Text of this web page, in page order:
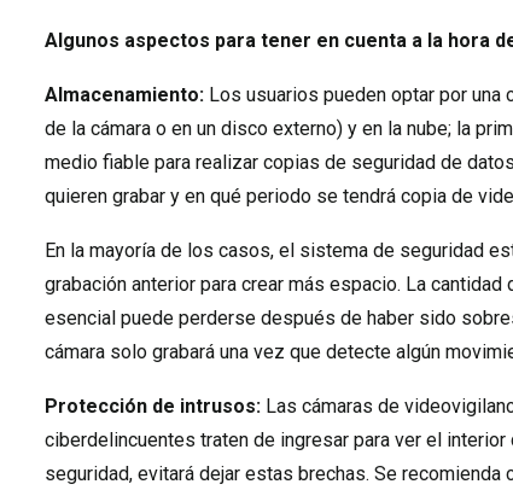
Algunos aspectos para tener en cuenta a la hora
Almacenamiento: Los usuarios pueden optar por
de la cámara o en un disco externo) y en la nube; la
medio fiable para realizar copias de seguridad de
quieren grabar y en qué periodo se tendrá copia de
En la mayoría de los casos, el sistema de seguridad
grabación anterior para crear más espacio. La
esencial puede perderse después de haber sido
cámara solo grabará una vez que detecte algún
Protección de intrusos: Las cámaras de
ciberdelincuentes traten de ingresar para ver el
seguridad, evitará dejar estas brechas. Se